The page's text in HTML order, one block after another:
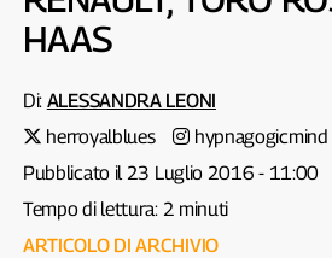
HAAS
Di: ALESSANDRA LEONI
herroyalblues
hypnagogicmind
Pubblicato il 23 Luglio 2016 - 11:00
Tempo di lettura: 2 minuti
ARTICOLO DI ARCHIVIO